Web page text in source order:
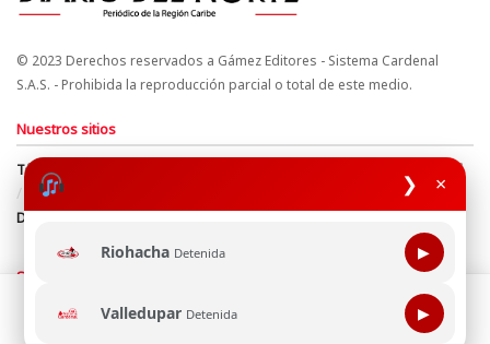
❯ ×
Riohacha Detenida ▶
Valledupar Detenida ▶
© 2023 Derechos reservados a Gámez Editores - Sistema Cardenal
S.A.S. - Prohibida la reproducción parcial o total de este medio.
Nuestros sitios
Términos y Condiciones
Derechos de Autor y Propiedad Intelectual
Política de uso de cookies
Política de Tratamiento de Datos
Directrices Editoriales
Síguenos
Esta página web usa cookie para mejorar tu experiencia de
navegación, al continuar aceptas nuestra política de uso de